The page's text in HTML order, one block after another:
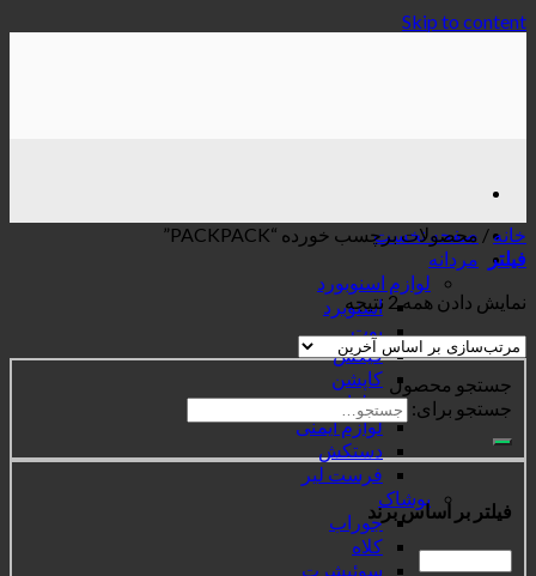
Skip to content
صفحه نخست
مردانه
لوازم اسنوبورد
اسنوبرد
بوت
فیکس
کاپشن
شلوار
لوازم ایمنی
دستکش
فرست لیر
پوشاک
جوراب
کلاه
سوئیشرت
خانه/ محصولات برچسب خورده “PACKPACK”
فیلتر
نمایش دادن همه 2 نتیجه
جستجو محصول
جستجو برای:
فیلتر بر اساس برند